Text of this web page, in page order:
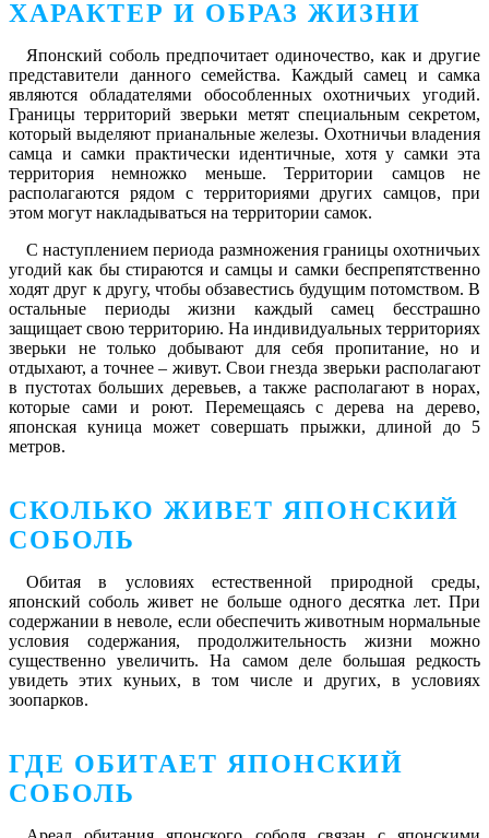
ХАРАКТЕР И ОБРАЗ ЖИЗНИ
Японский соболь предпочитает одиночество, как и другие
представители данного семейства. Каждый самец и самка
являются обладателями обособленных охотничьих угодий.
Границы территорий зверьки метят специальным секретом,
который выделяют прианальные железы. Охотничьи владения
самца и самки практически идентичные, хотя у самки эта
территория немножко меньше. Территории самцов не
располагаются рядом с территориями других самцов, при
этом могут накладываться на территории самок.
С наступлением периода размножения границы охотничьих
угодий как бы стираются и самцы и самки беспрепятственно
ходят друг к другу, чтобы обзавестись будущим потомством. В
остальные периоды жизни каждый самец бесстрашно
защищает свою территорию. На индивидуальных территориях
зверьки не только добывают для себя пропитание, но и
отдыхают, а точнее – живут. Свои гнезда зверьки располагают
в пустотах больших деревьев, а также располагают в норах,
которые сами и роют. Перемещаясь с дерева на дерево,
японская куница может совершать прыжки, длиной до 5
метров.
СКОЛЬКО ЖИВЕТ ЯПОНСКИЙ
СОБОЛЬ
Обитая в условиях естественной природной среды,
японский соболь живет не больше одного десятка лет. При
содержании в неволе, если обеспечить животным нормальные
условия содержания, продолжительность жизни можно
существенно увеличить. На самом деле большая редкость
увидеть этих куньих, в том числе и других, в условиях
зоопарков.
ГДЕ ОБИТАЕТ ЯПОНСКИЙ
СОБОЛЬ